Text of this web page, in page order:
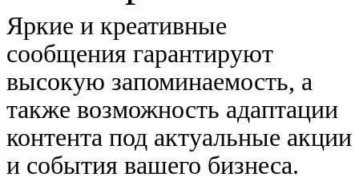
Яркие и креативные
сообщения гарантируют
высокую запоминаемость, а
также возможность адаптации
контента под актуальные акции
и события вашего бизнеса.